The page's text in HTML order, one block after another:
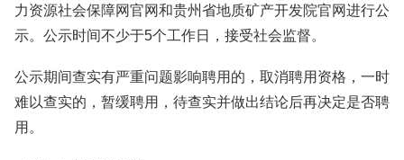
力资源社会保障网官网和贵州省地质矿产开发院官网进行公
示。公示时间不少于5个工作日，接受社会监督。
公示期间查实有严重问题影响聘用的，取消聘用资格，一时
难以查实的，暂缓聘用，待查实并做出结论后再决定是否聘
用。